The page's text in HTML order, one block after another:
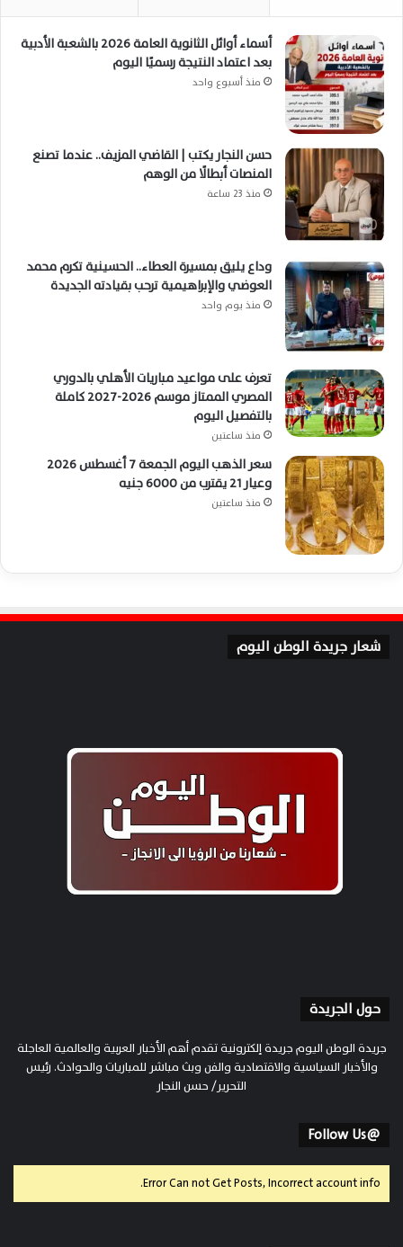
أسماء أوائل الثانوية العامة 2026 بالشعبة الأدبية
بعد اعتماد النتيجة رسميًا اليوم
منذ أسبوع واحد
حسن النجار يكتب | القاضي المزيف.. عندما تصنع
المنصات أبطالًا من الوهم
منذ 23 ساعة
وداع يليق بمسيرة العطاء.. الحسينية تكرم محمد
العوضي والإبراهيمية ترحب بقيادته الجديدة
منذ يوم واحد
تعرف على مواعيد مباريات الأهلي بالدوري
المصري الممتاز موسم 2026-2027 كاملة
بالتفصيل اليوم
منذ ساعتين
سعر الذهب اليوم الجمعة 7 أغسطس 2026
وعيار 21 يقترب من 6000 جنيه
منذ ساعتين
شعار جريدة الوطن اليوم
حول الجريدة
جريدة الوطن اليوم جريدة إلكترونية تقدم أهم الأخبار العربية والعالمية العاجلة
والأخبار السياسية والاقتصادية والفن وبث مباشر للمباريات والحوادث. رئيس
التحرير/ حسن النجار
@Follow Us
Error Can not Get Posts, Incorrect account info.